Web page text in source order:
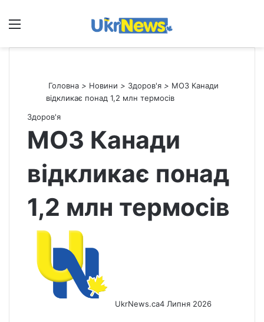
Меню
Головна > Новини > Здоров'я > МОЗ Канади
відкликає понад 1,2 млн термосів
Здоров'я
МОЗ Канади
відкликає понад
1,2 млн термосів
UkrNews.ca4 Липня 2026